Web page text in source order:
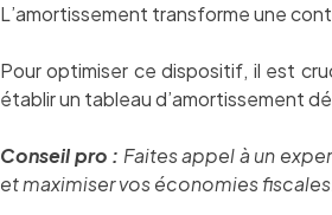
L’amortissement transforme une
Pour optimiser ce dispositif, il est
établir un tableau d’amortissement
Conseil pro : Faites appel à un
et maximiser vos économies